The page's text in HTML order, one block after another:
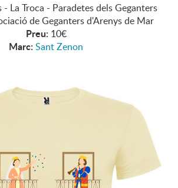
La Troca - Paradetes dels Geganters
de Geganters d'Arenys de Mar
Preu: 10€
Marc: Sant Zenon